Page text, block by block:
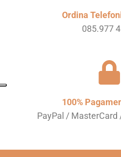
Ordina
085.977
100%
PayPal /